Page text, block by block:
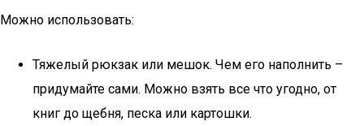
Можно использовать:
Тяжелый рюкзак или мешок. Чем его наполнить –
придумайте сами. Можно взять все что угодно, от
книг до щебня, песка или картошки.